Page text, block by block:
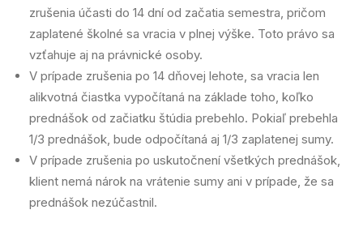
zrušenia účasti do 14 dní od začatia semestra, pričom
zaplatené školné sa vracia v plnej výške. Toto právo sa
vzťahuje aj na právnické osoby.
V prípade zrušenia po 14 dňovej lehote, sa vracia len
alikvotná čiastka vypočítaná na základe toho, koľko
prednášok od začiatku štúdia prebehlo. Pokiaľ prebehla
1/3 prednášok, bude odpočítaná aj 1/3 zaplatenej sumy.
V prípade zrušenia po uskutočnení všetkých prednášok,
klient nemá nárok na vrátenie sumy ani v prípade, že sa
prednášok nezúčastnil.